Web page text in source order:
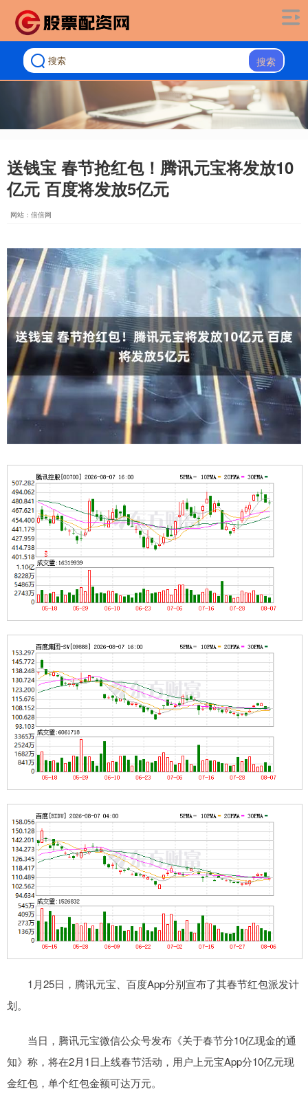
搜索
送钱宝 春节抢红包！腾讯元宝将发放10
亿元 百度将发放5亿元
网站：倍倍网
1月25日，腾讯元宝、百度App分别宣布了其春节红包派发计
划。
当日，腾讯元宝微信公众号发布《关于春节分10亿现金的通
知》称，将在2月1日上线春节活动，用户上元宝App分10亿元现
金红包，单个红包金额可达万元。